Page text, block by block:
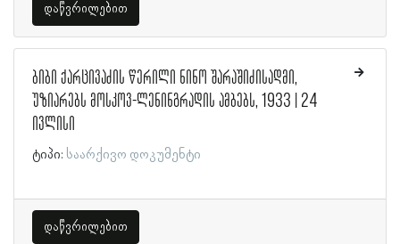
დაწვრილებით
ბიბი ქარცივაძის წერილი ნინო შარაშიძისადმი,
უზიარებს მოსკოვ-ლენინგრადის ამბებს, 1933 | 24
ივლისი
ტიპი: საარქივო დოკუმენტი
დაწვრილებით